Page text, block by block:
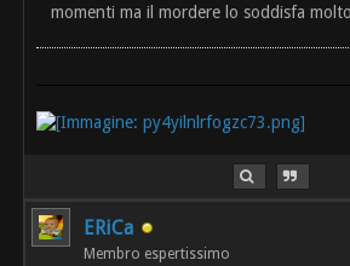
momenti ma il mordere lo soddisfa molto
ERiCa
Membro espertissimo